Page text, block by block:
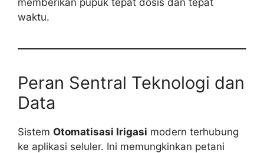
memberikan pupuk tepat dosis dan tepat
waktu.
Peran Sentral Teknologi dan
Data
Sistem Otomatisasi Irigasi modern terhubung
ke aplikasi seluler. Ini memungkinkan petani